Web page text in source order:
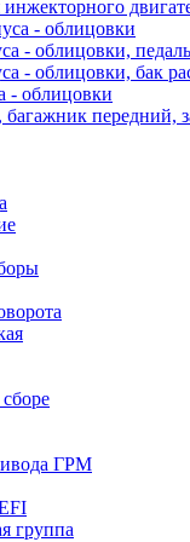
- облицовки
- облицовки,
- облицовки, бак
- облицовки
передний,
ГРМ
группа